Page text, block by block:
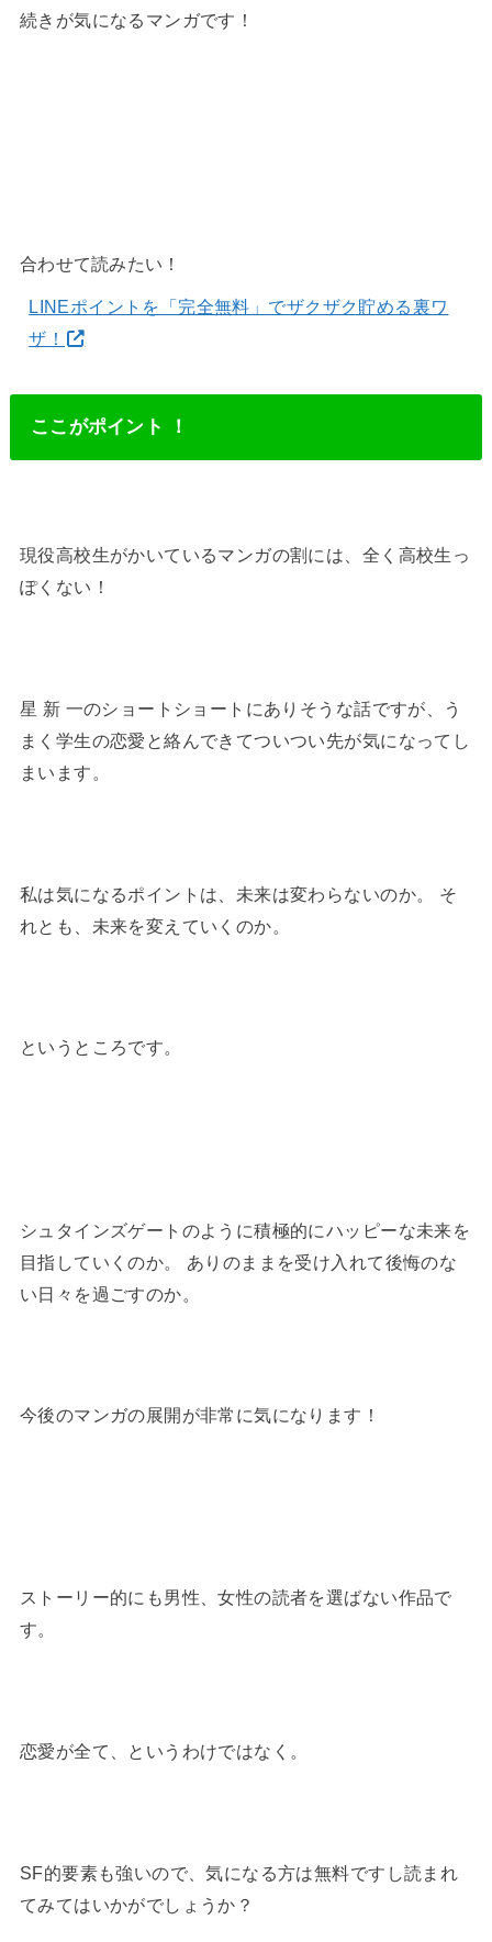
続きが気になるマンガです！
合わせて読みたい！
LINEポイントを「完全無料」でザクザク貯める裏ワ
ザ！
ここがポイント ！
現役高校生がかいているマンガの割には、全く高校生っ
ぽくない！
星 新 一のショートショートにありそうな話ですが、う
まく学生の恋愛と絡んできてついつい先が気になってし
まいます。
私は気になるポイントは、未来は変わらないのか。 そ
れとも、未来を変えていくのか。
というところです。
シュタインズゲートのように積極的にハッピーな未来を
目指していくのか。 ありのままを受け入れて後悔のな
い日々を過ごすのか。
今後のマンガの展開が非常に気になります！
ストーリー的にも男性、女性の読者を選ばない作品で
す。
恋愛が全て、というわけではなく。
SF的要素も強いので、気になる方は無料ですし読まれ
てみてはいかがでしょうか？